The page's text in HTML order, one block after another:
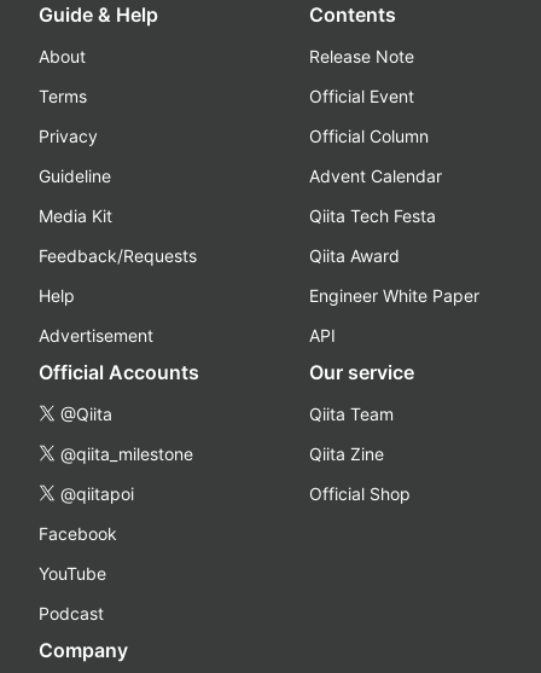
Guide & Help
About
Terms
Privacy
Guideline
Media Kit
Feedback/Requests
Help
Advertisement
Contents
Release Note
Official Event
Official Column
Advent Calendar
Qiita Tech Festa
Qiita Award
Engineer White Paper
API
Official Accounts
@Qiita
@qiita_milestone
@qiitapoi
Facebook
YouTube
Podcast
Our service
Qiita Team
Qiita Zine
Official Shop
Company